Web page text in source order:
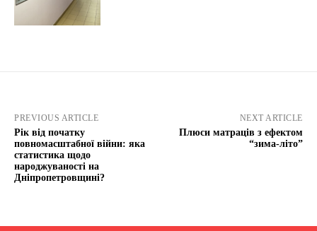
PREVIOUS ARTICLE
Рік від початку
повномасштабної війни: яка
статистика щодо
народжуваності на
Дніпропетровщині?
NEXT ARTICLE
Плюси матраців з ефектом
“зима-літо”